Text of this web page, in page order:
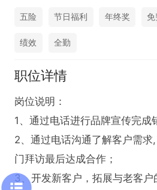
五险 节日福利 年终奖 免
绩效 全勤
职位详情
岗位说明：
1、通过电话进行品牌宣传完成
2、通过电话沟通了解客户需求
门拜访最后达成合作；
3、开发新客户，拓展与老客